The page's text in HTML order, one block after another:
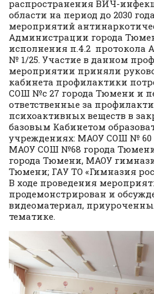
распространения ВИЧ-
области на период до 2030
мероприятий
Администрации города
исполнения п.4.2 протокола
№ 1/25. Участие в данном
мероприятии приняли
кабинета профилактики
СОШ №с 27 города Тюмени и
ответственные за
психоактивных веществ в
базовым Кабинетом
учреждениях: МАОУ СОШ № 60
МАОУ СОШ №68 города
города Тюмени, МАОУ
Тюмени; ГАУ ТО «Гимназия
В ходе проведения
продемонстрирован и
видеоматериал,
тематике.